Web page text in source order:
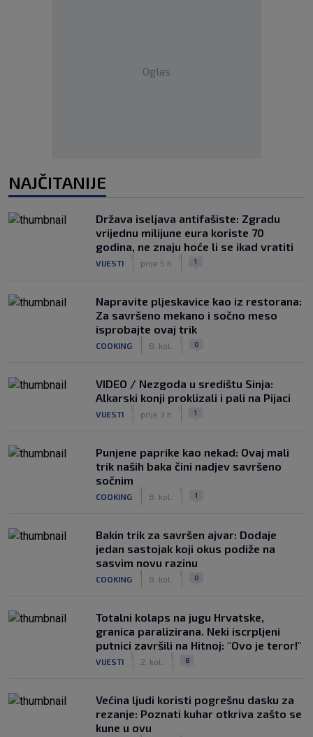
Oglas
NAJČITANIJE
Država iseljava antifašiste: Zgradu
vrijednu milijune eura koriste 70
godina, ne znaju hoće li se ikad vratiti
VIJESTI prije 5 h 1
Napravite pljeskavice kao iz restorana:
Za savršeno mekano i sočno meso
isprobajte ovaj trik
COOKING 8. kol. 0
VIDEO / Nezgoda u središtu Sinja:
Alkarski konji proklizali i pali na Pijaci
VIJESTI prije 3 h 1
Punjene paprike kao nekad: Ovaj mali
trik naših baka čini nadjev savršeno
sočnim
COOKING 8. kol. 1
Bakin trik za savršen ajvar: Dodaje
jedan sastojak koji okus podiže na
sasvim novu razinu
COOKING 8. kol. 0
Totalni kolaps na jugu Hrvatske,
granica paralizirana. Neki iscrpljeni
putnici završili na Hitnoj: "Ovo je teror!"
VIJESTI 2. kol. 8
Većina ljudi koristi pogrešnu dasku za
rezanje: Poznati kuhar otkriva zašto se
kune u ovu